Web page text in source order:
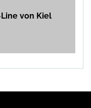
von Kiel